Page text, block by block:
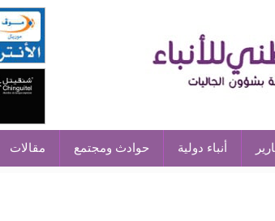
أنباء دولية حوادث ومجتمع مقالات